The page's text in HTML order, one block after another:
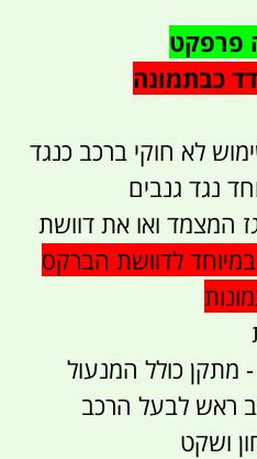
פרפקט
כבתמונה
לא חוקי ברכב כנגד
נגד גנבים
המצמד ואו את דוושת
לדוושת הברקס
ראש לבעל הרכב
ושקט